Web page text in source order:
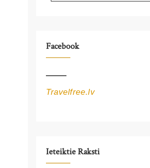
Facebook
Travelfree.lv
Ieteiktie Raksti